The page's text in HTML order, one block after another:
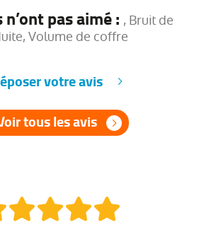
pas aimé : , Bruit de
Volume de coffre
votre avis
tous les avis